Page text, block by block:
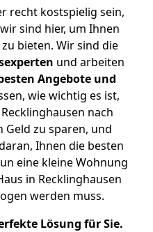
recht kostspielig sein,
sind hier, um Ihnen
zu bieten. Wir sind die
und arbeiten
Angebote und
wie wichtig es ist,
nach
Geld zu sparen, und
Ihnen die besten
eine kleine Wohnung
in Recklinghausen
werden muss.
Lösung für Sie.